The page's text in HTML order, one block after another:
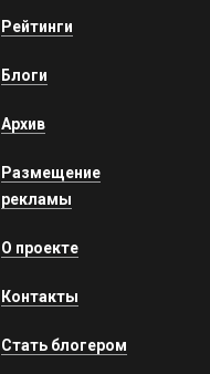
Рейтинги
Блоги
Архив
Размещение
рекламы
О проекте
Контакты
Стать блогером